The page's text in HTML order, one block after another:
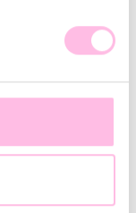
Miyuki kettinkje - MIX NUDE